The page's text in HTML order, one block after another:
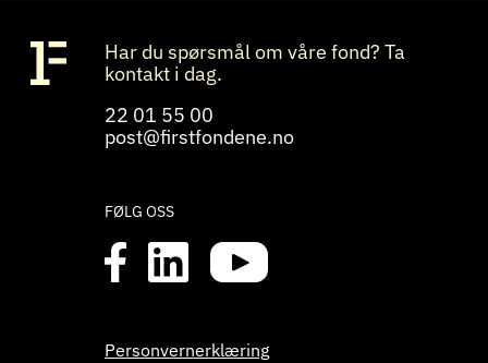
Har du spørsmål om våre fond? Ta
kontakt i dag.
22 01 55 00
post@firstfondene.no
FØLG OSS
Personvernerklæring